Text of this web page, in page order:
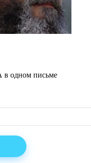
в одном письме